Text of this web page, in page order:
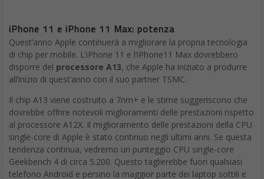
iPhone 11 e iPhone 11 Max: potenza
Quest’anno Apple continuerà a migliorare la propria tecnologia
di chip per mobile. L’iPhone 11 e l’iPhone11 Max dovrebbero
disporre del processore A13, che Apple ha iniziato a produrre
all’inizio di quest’anno con il suo partner TSMC.
Il chip A13 viene costruito a 7nm+ e le stime suggeriscono che
dovrebbe offrire notevoli miglioramenti delle prestazioni rispetto
al processore A12X. Il miglioramento delle prestazioni della CPU
single-core di Apple è stato continuo negli ultimi anni. Se questa
tendenza continua, vedremo un punteggio CPU single-core
Geekbench 4 di circa 5.200. Questo taglierebbe fuori qualsiasi
telefono Android e persino la maggior parte dei laptop sottili e